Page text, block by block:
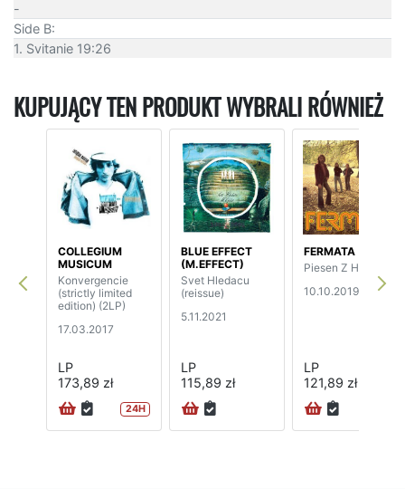
-
Side B:
1. Svitanie 19:26
KUPUJĄCY TEN PRODUKT WYBRALI RÓWNIEŻ
COLLEGIUM
MUSICUM
Konvergencie
(strictly limited
edition) (2LP)
17.03.2017
LP
173,89 zł
24H
BLUE EFFECT
(M.EFFECT)
Svet Hledacu
(reissue)
5.11.2021
LP
115,89 zł
FERMATA
Piesen Z Hol
10.10.2019
LP
121,89 zł